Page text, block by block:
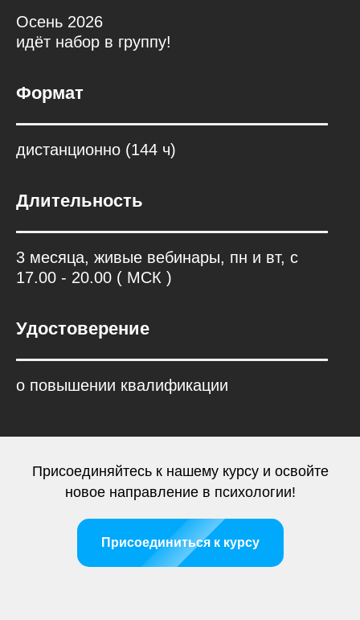
Осень 2026
идёт набор в группу!
Формат
дистанционно (144 ч)
Длительность
3 месяца, живые вебинары, пн и вт, с
17.00 - 20.00 ( МСК )
Удостоверение
о повышении квалификации
Присоединяйтесь к нашему курсу и освойте
новое направление в психологии!
Присоединиться к курсу
конфиденциальности
Запись на
консультацию
Узнай подробнее о курсе